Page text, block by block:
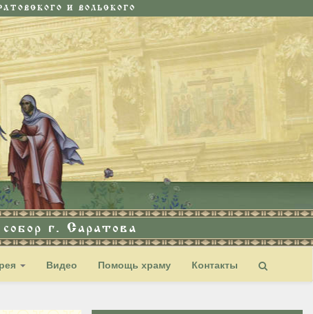
И ВОЛЬСКОГО
г. Саратова
Видео Помощь храму Контакты